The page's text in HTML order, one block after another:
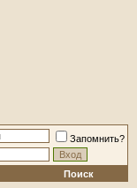
Запомнить?
Поиск